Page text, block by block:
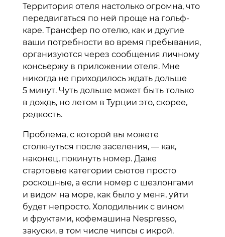
Территория отеля настолько огромна, что
передвигаться по ней проще на гольф-
каре. Трансфер по отелю, как и другие
ваши потребности во время пребывания,
организуются через сообщения личному
консьержу в приложении отеля. Мне
никогда не приходилось ждать дольше
5 минут. Чуть дольше может быть только
в дождь, но летом в Турции это, скорее,
редкость.
Проблема, с которой вы можете
столкнуться после заселения, — как,
наконец, покинуть номер. Даже
стартовые категории сьютов просто
роскошные, а если номер с шезлонгами
и видом на море, как было у меня, уйти
будет непросто. Холодильник с вином
и фруктами, кофемашина Nespresso,
закуски, в том числе чипсы с икрой.